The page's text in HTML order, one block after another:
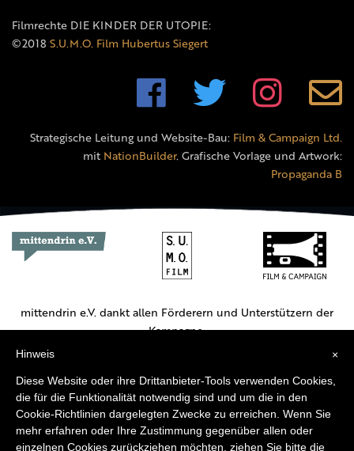
Filmrechte DIE KINDER DER UTOPIE:
©2018 S.U.M.O. Film Hubertus Siegert
Strategische Leitung und Website-Bau: Film & Campaign Ltd.
mit NationBuilder. Grafische Vorlage und Artwork:
Propaganda B
mittendrin e.V. dankt allen Förderern und Unterstützern der
Kampagne.
×
Hinweis
Diese Website oder ihre Drittanbieter-Tools verwenden Cookies,
die für die Funktionalität notwendig sind und um die in den
Cookie-Richtlinien dargelegten Zwecke zu erreichen. Wenn Sie
mehr erfahren oder Ihre Zustimmung gegenüber allen oder
einzelnen Cookies zurückziehen möchten, ziehen Sie bitte die